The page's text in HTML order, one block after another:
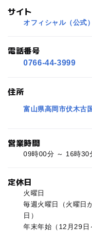
サイト
オフィシャル（公式
電話番号
0766-44-3999
住所
富山県高岡市伏木古
営業時間
09時00分 ～ 16時30
定休日
火曜日
毎週火曜日（火曜日
日）
年末年始（12月29日